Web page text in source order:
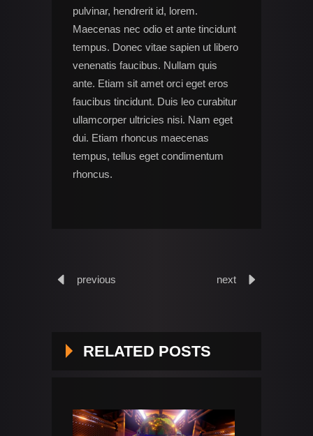
pulvinar, hendrerit id, lorem.
Maecenas nec odio et ante tincidunt
tempus. Donec vitae sapien ut libero
venenatis faucibus. Nullam quis
ante. Etiam sit amet orci eget eros
faucibus tincidunt. Duis leo curabitur
ullamcorper ultricies nisi. Nam eget
dui. Etiam rhoncus maecenas
tempus, tellus eget condimentum
rhoncus.
previous next
RELATED POSTS